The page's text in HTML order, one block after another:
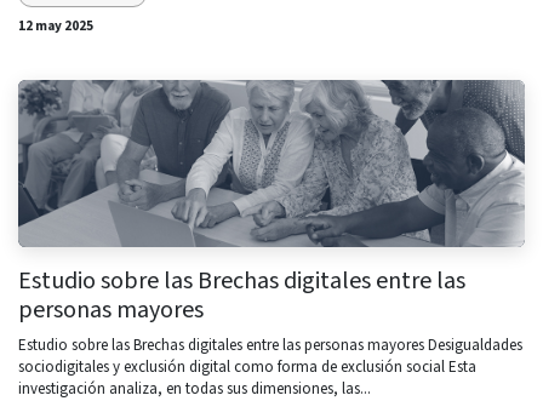
12 may 2025
Estudio sobre las Brechas digitales entre las
personas mayores
Estudio sobre las Brechas digitales entre las personas mayores Desigualdades
sociodigitales y exclusión digital como forma de exclusión social Esta
investigación analiza, en todas sus dimensiones, las...